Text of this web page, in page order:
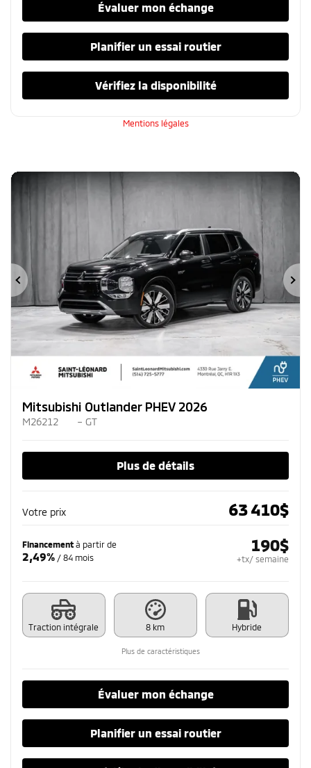
Évaluer mon échange
Planifier un essai routier
Vérifiez la disponibilité
Mentions légales
Précédent
Mitsubishi Outlander PHEV 2026
M26212 – GT
Plus de détails
Votre prix 63 410$
Financement à partir de
2,49% / 84 mois
190$
+tx/ semaine
Traction intégrale 8 km Hybride
Plus de caractéristiques
Évaluer mon échange
Planifier un essai routier